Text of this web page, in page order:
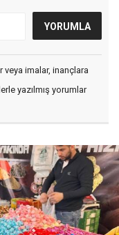
imalar, inançlara
yazılmış yorumlar